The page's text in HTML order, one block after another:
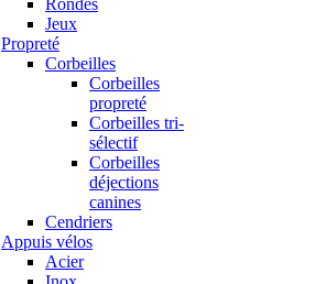
Rondes
Jeux
Propreté
Corbeilles
Corbeilles
propreté
Corbeilles tri-
sélectif
Corbeilles
déjections
canines
Cendriers
Appuis vélos
Acier